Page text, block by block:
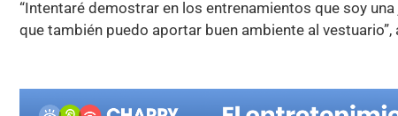
“Intentaré demostrar en los entrenamientos que soy
que también puedo aportar buen ambiente al vestuario”,